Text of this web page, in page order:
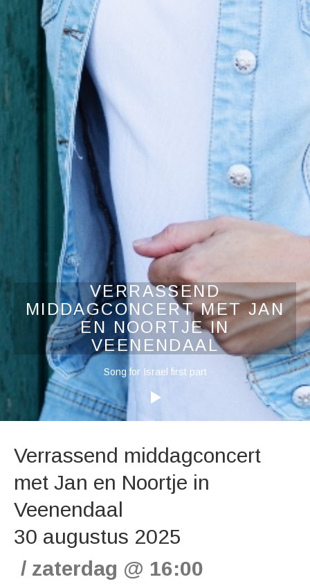
VERRASSEND
MIDDAGCONCERT MET JAN
EN NOORTJE IN
VEENENDAAL
Audiospeler
Song for Israel first part
Verrassend middagconcert
met Jan en Noortje in
Veenendaal
30 augustus 2025
zaterdag @ 16:00